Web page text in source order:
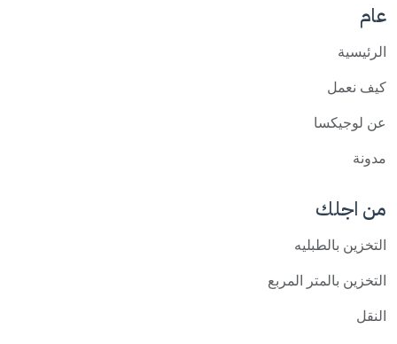
عام
الرئيسية
كيف نعمل
عن لوجيكسا
مدونة
من اجلك
التخزين بالطبليه
التخزين بالمتر المربع
النقل